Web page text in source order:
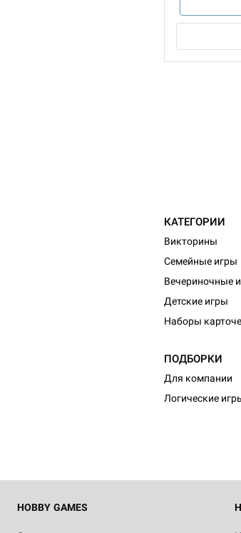
КАТЕГОРИИ
Викторины
Семейные игры
Вечериночные
Детские игры
Наборы
ПОДБОРКИ
Для компании
Логические
HOBBY GAMES